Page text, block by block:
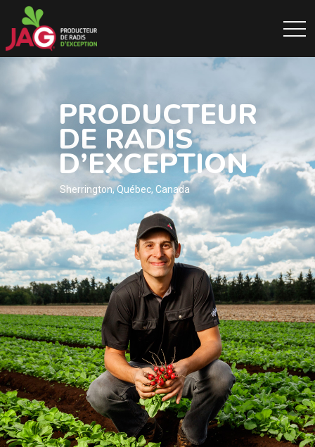
PRODUCTEUR
DE RADIS
D’EXCEPTION
Sherrington, Québec, Canada